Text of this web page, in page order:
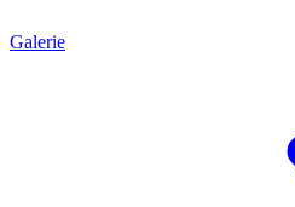
Galerie